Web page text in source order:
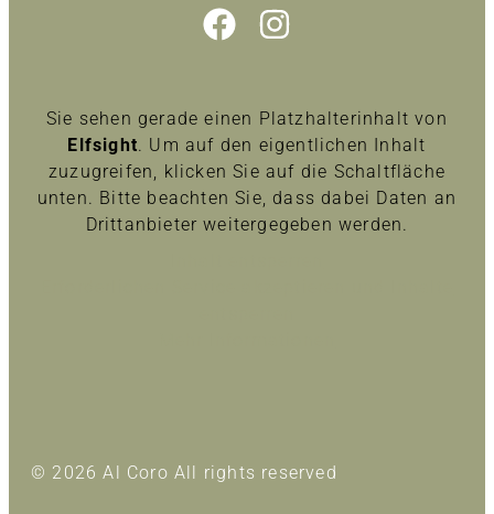
Sie sehen gerade einen Platzhalterinhalt von
Elfsight. Um auf den eigentlichen Inhalt
zuzugreifen, klicken Sie auf die Schaltfläche
unten. Bitte beachten Sie, dass dabei Daten an
Drittanbieter weitergegeben werden.
© 2026 Al Coro All rights reserved